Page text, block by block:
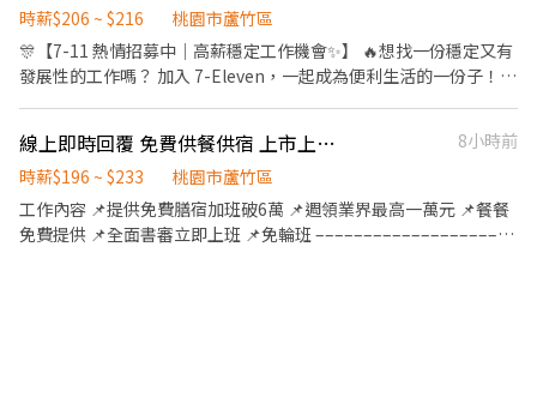
時薪$206 ~ $216
桃園市蘆竹區
🎊【7-11 熱情招募中｜高薪穩定工作機會✨】 🔥想找一份穩定又有
發展性的工作嗎？ 加入 7-Eleven，一起成為便利生活的一份子！
16:00-23:00 ➜ $210/H (含津貼) ✨ 行動，才會遇見機會 ✨ 📌【職缺
亮點】 ✔ 時薪最高 $210 ✔ 排班彈性｜適合想穩定收入的你 ✔ 完整
教育訓練｜無經驗也可上手 ✔ 工作環境明亮舒適 ✔ 過年可休假 ✔
升遷制度透明｜培養管理能力 ✔ 員工福利多｜團隊氣氛佳 📌【7-11
線上即時回覆 免費供餐供宿 上市上櫃公司 蘋果手機代工
8小時前
時薪$196 ~ $233
桃園市蘆竹區
工作內容 📌提供免費膳宿加班破6萬 📌週領業界最高一萬元 📌餐餐
免費提供 📌全面書審立即上班 📌免輪班 –––––––––––––––––––––